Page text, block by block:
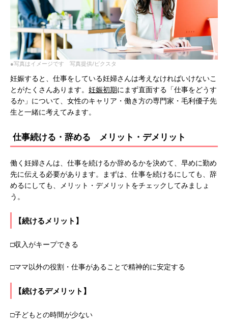
●写真はイメージです 写真提供/ピクスタ
妊娠すると、仕事をしている妊婦さんは考えなければいけないこ
とがたくさんあります。 妊娠初期にまず直面する「仕事をどうす
るか」について、女性のキャリア・働き方の専門家・毛利優子先
生と一緒に考えてみます。
仕事続ける・辞める メリット・デメリット
働く妊婦さんは、仕事を続けるか辞めるかを決めて、早めに勤め
先に伝える必要があります。まずは、仕事を続けるにしても、辞
めるにしても、メリット・デメリットをチェックしてみましょ
う。
【続けるメリット】
□収入がキープできる
□ママ以外の役割・仕事があることで精神的に安定する
【続けるデメリット】
□子どもとの時間が少ない